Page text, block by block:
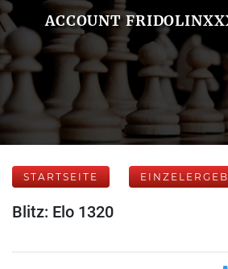
ACCOUNT
STARTSEITE
Blitz: Elo 1320